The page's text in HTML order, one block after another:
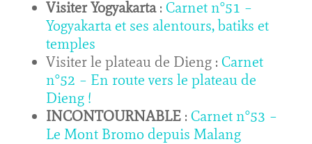
Visiter Yogyakarta: Carnet n°51 –
Yogyakarta et ses alentours, batiks et
temples
Visiter le plateau de Dieng : Carnet
n°52 – En route vers le plateau de
Dieng !
INCONTOURNABLE: Carnet n°53 –
Le Mont Bromo depuis Malang